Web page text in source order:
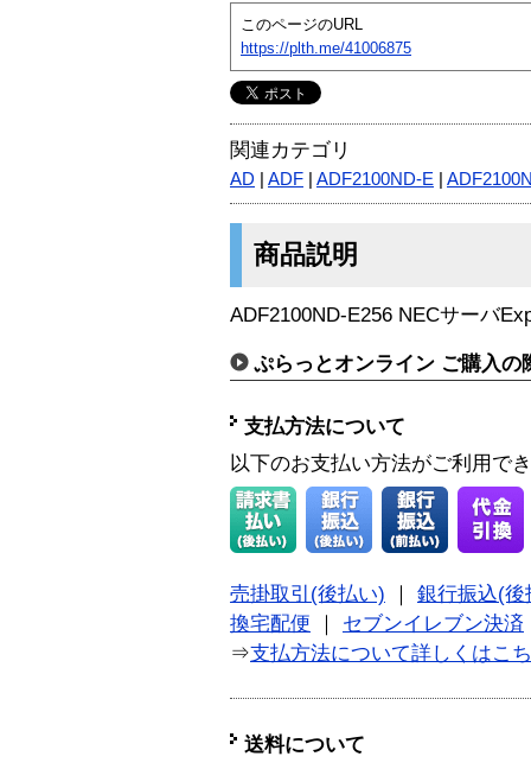
このページのURL
https://plth.me/41006875
関連カテゴリ
AD ADF ADF2100ND-E
商品説明
ADF2100ND-E256 NECサーバ
ぷらっとオンライン ご購入の
支払方法について
以下のお支払い方法がご利用で
売掛取引(後払い)
銀行振込(後
換宅配便
セブンイレブン決済
⇒支払方法について詳しくはこ
送料について